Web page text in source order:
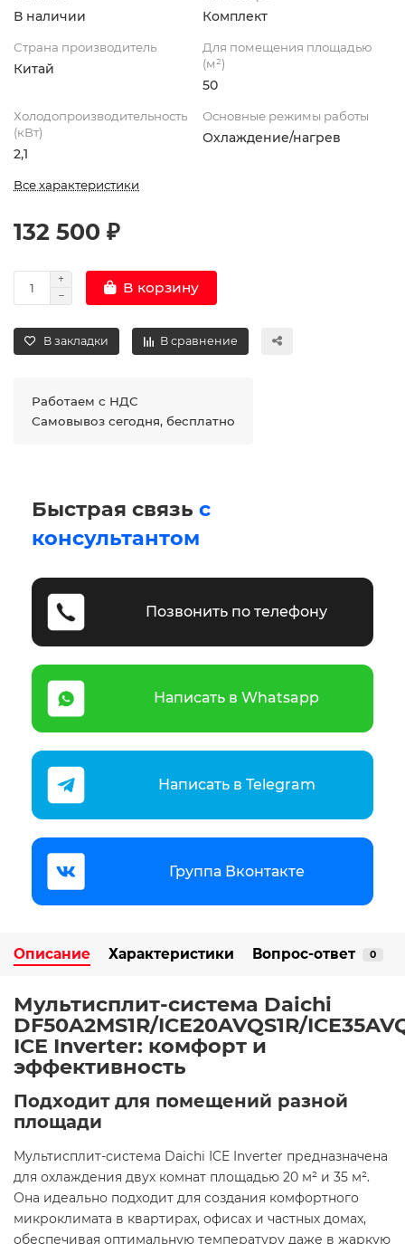
В наличии Комплект
Страна производитель
Китай
Для помещения площадью
(м²)
50
Холодопроизводительность
(кВт)
2,1
Основные режимы работы
Охлаждение/нагрев
Все характеристики
132 500 ₽
В корзину
В закладки В сравнение
Работаем с НДС
Самовывоз сегодня, бесплатно
Быстрая связь с
консультантом
Позвонить по телефону
Написать в Whatsapp
Написать в Telegram
Группа Вконтакте
Описание Характеристики Вопрос-ответ 0
Мультисплит-система Daichi
DF50A2MS1R/ICE20AVQS1R/
ICE Inverter: комфорт и
эффективность ️
Подходит для помещений разной
площади
Мультисплит-система Daichi ICE Inverter предназначена
для охлаждения двух комнат площадью 20 м² и 35 м².
Она идеально подходит для создания комфортного
микроклимата в квартирах, офисах и частных домах,
обеспечивая оптимальную температуру даже в жаркую